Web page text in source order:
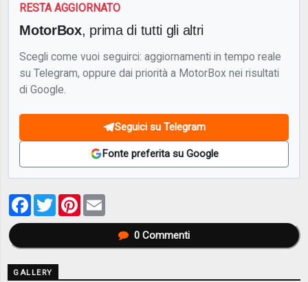
RESTA AGGIORNATO
MotorBox, prima di tutti gli altri
Scegli come vuoi seguirci: aggiornamenti in tempo reale
su Telegram, oppure dai priorità a MotorBox nei risultati
di Google.
Seguici su Telegram
Fonte preferita su Google
Facebook
TwitterPinterest
0Commenti
GALLERY